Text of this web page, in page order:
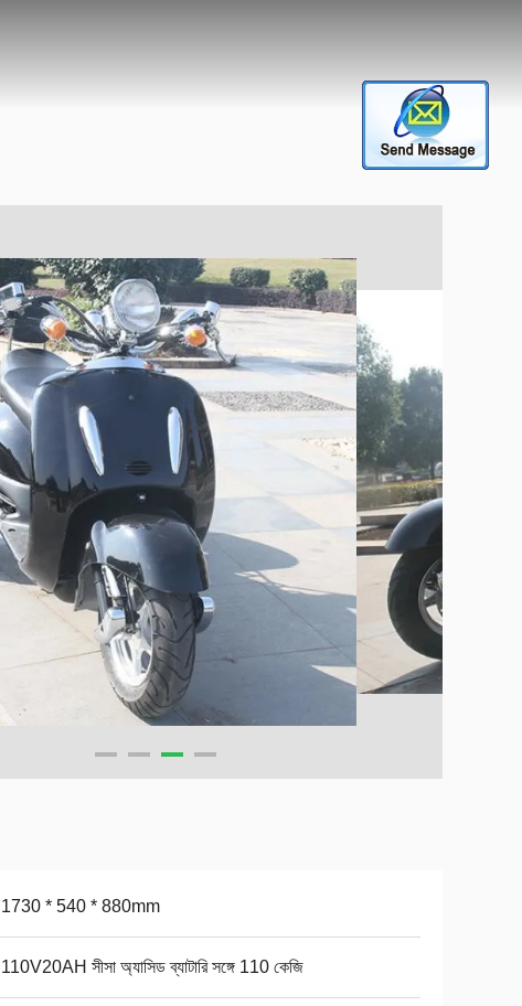
1730 * 540 * 880mm
110V20AH সীসা অ্যাসিড ব্যাটারি সঙ্গে 110 কেজি